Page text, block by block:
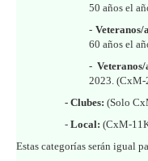
50 años el
- Veteranos/
60 años el
-
2023.
- Clubes: (Solo
- Local: (CxM-
Estas categorías serán igual